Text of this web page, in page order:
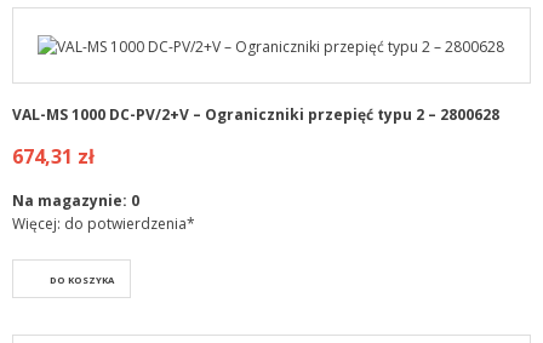
VAL-MS 1000 DC-PV/2+V – Ograniczniki przepięć typu 2 – 2800628
674,31 zł
Na magazynie: 0
Więcej: do potwierdzenia*
DO KOSZYKA